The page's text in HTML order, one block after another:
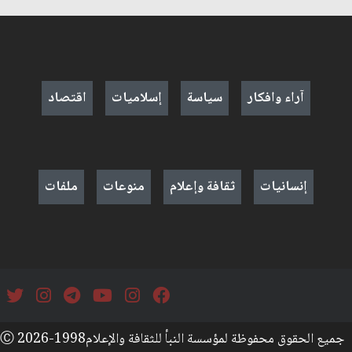
آراء وافكار سياسة إسلاميات اقتصاد
إنسانيات ثقافة وإعلام منوعات ملفات
جميع الحقوق محفوظة لمؤسسة النبأ للثقافة والإعلامⒸ 2026-1998